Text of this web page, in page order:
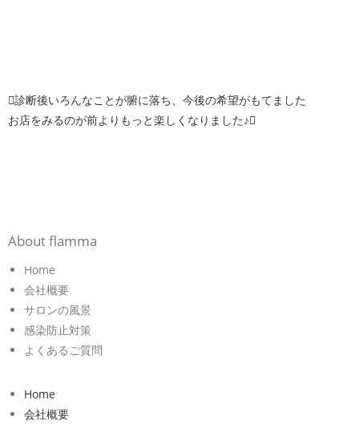
診断後いろんなことが腑に落ち、今後の希望がもてました
お店をみるのが前よりもっと楽しくなりました♪
About flamma
Home
会社概要
サロンの風景
感染防止対策
よくあるご質問
Home
会社概要